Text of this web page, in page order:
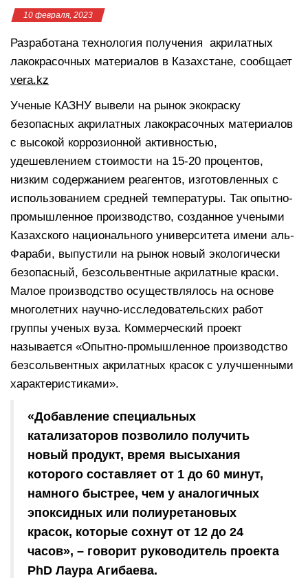
10 февраля, 2023
Разработана технология получения акрилатных
лакокрасочных материалов в Казахстане, сообщает
vera.kz
Ученые КАЗНУ вывели на рынок экокраску
безопасных акрилатных лакокрасочных материалов
с высокой коррозионной активностью,
удешевлением стоимости на 15-20 процентов,
низким содержанием реагентов, изготовленных с
использованием средней температуры. Так опытно-
промышленное производство, созданное учеными
Казахского национального университета имени аль-
Фараби, выпустили на рынок новый экологически
безопасный, безсольвентные акрилатные краски.
Малое производство осуществлялось на основе
многолетних научно-исследовательских работ
группы ученых вуза. Коммерческий проект
называется «Опытно-промышленное производство
безсольвентных акрилатных красок с улучшенными
характеристиками».
«Добавление специальных
катализаторов позволило получить
новый продукт, время высыхания
которого составляет от 1 до 60 минут,
намного быстрее, чем у аналогичных
эпоксидных или полиуретановых
красок, которые сохнут от 12 до 24
часов», – говорит руководитель проекта
PhD Лаура Агибаева.